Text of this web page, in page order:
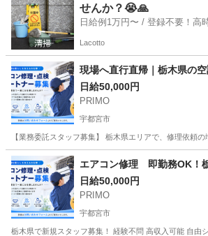
せんか？😭🙏
日給例1万円〜 / 登録
Lacotto
現場へ直行直帰｜栃木県の
日給50,000円
PRIMO
宇都宮市
【業務委託スタッフ募集】 栃木県エリアで、修理依頼
栃木 宇都宮市 スタッフ
エアコン修理 即勤務OK！
日給50,000円
PRIMO
宇都宮市
栃木県で新規スタッフ募集！ 経験不問 高収入可能 自由